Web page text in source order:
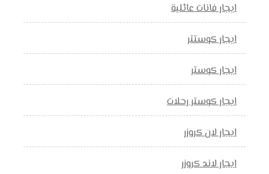
ايجار فانات عائلية
ايجار كوستتر
ايجار كوستر
ايجار كوستر رحلات
ايجار لان كروزر
ايجار لاند كروزر